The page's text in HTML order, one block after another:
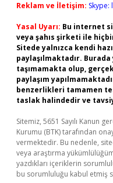
Reklam ve İletişim: Skype:
Yasal Uyarı: Bu internet
veya şahıs şirketi ile
Sitede yalnızca kendi
paylaşılmaktadır.
taşımamakta olup,
paylaşım
benzerlikleri tamamen
taslak halindedir ve
Sitemiz, 5651 Sayılı Kanun
Kurumu (BTK) tarafından
vermektedir. Bu nedenle,
veya araştırma
yazdıkları içeriklerin
bu sorumluluğu kabul etmiş